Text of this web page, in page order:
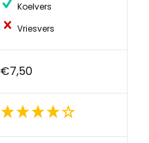
Koelvers
Vriesvers
€7,50